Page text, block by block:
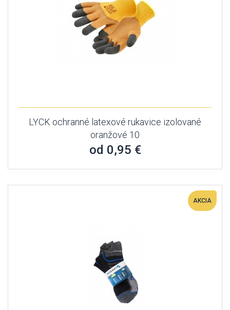
LYCK ochranné latexové rukavice izolované
oranžové 10
od 0,95 €
AKCIA